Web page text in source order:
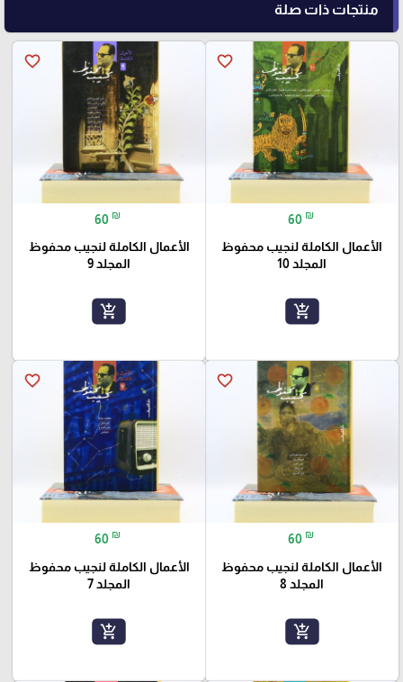
منتجات ذات صلة
favorite_border
60 ₪
الأعمال الكاملة لنجيب محفوظ
المجلد 10
add_shopping_cart
favorite_border
60 ₪
الأعمال الكاملة لنجيب محفوظ
المجلد 9
add_shopping_cart
favorite_border
60 ₪
الأعمال الكاملة لنجيب محفوظ
المجلد 8
add_shopping_cart
favorite_border
60 ₪
الأعمال الكاملة لنجيب محفوظ
المجلد 7
add_shopping_cart